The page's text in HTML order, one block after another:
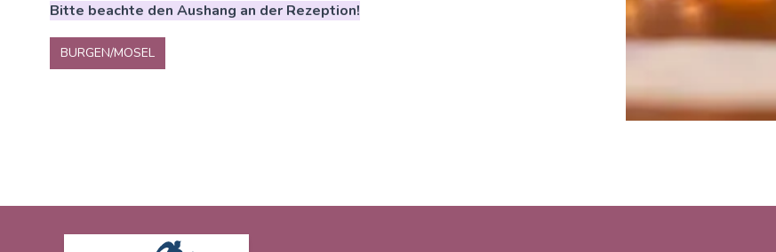
Bitte beachte den Aushang an der Rezeption!
BURGEN/MOSEL